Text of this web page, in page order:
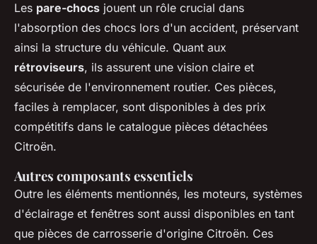
Les pare-chocs jouent un rôle crucial dans
l'absorption des chocs lors d'un accident, préservant
ainsi la structure du véhicule. Quant aux
rétroviseurs, ils assurent une vision claire et
sécurisée de l'environnement routier. Ces pièces,
faciles à remplacer, sont disponibles à des prix
compétitifs dans le catalogue pièces détachées
Citroën.
Autres composants essentiels
Outre les éléments mentionnés, les moteurs, systèmes
d'éclairage et fenêtres sont aussi disponibles en tant
que pièces de carrosserie d'origine Citroën. Ces